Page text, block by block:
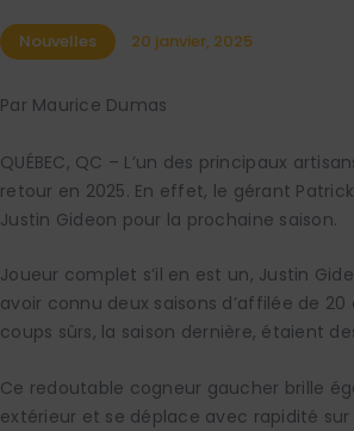
Nouvelles 20 janvier, 2025
Par Maurice Dumas
QUÉBEC, QC – L’un des principaux
retour en 2025. En effet, le gérant
Justin Gideon pour la prochaine saison.
Joueur complet s’il en est un, Justin
avoir connu deux saisons d’affilée de
coups sûrs, la saison dernière, étaient
Ce redoutable cogneur gaucher brille
extérieur et se déplace avec rapidité sur